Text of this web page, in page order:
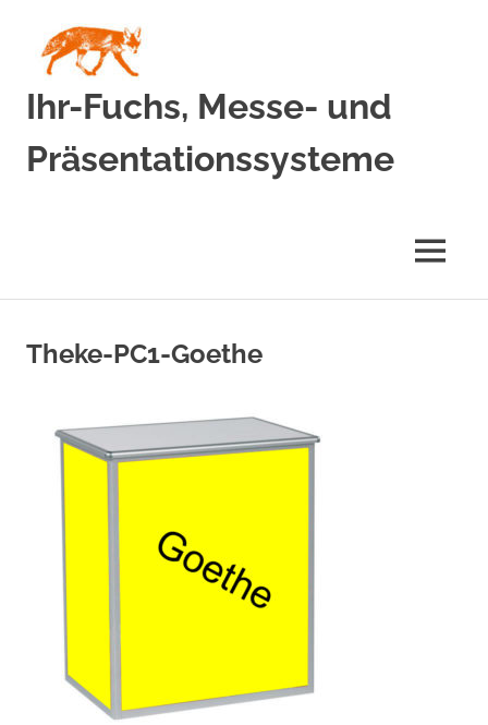
springen
Ihr-Fuchs, Messe- und
Präsentationssysteme
MENÜ
Theke-PC1-Goethe